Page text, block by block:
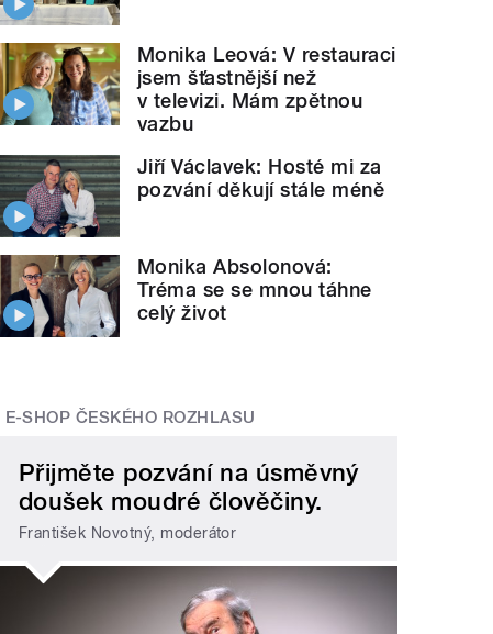
Monika Leová: V restauraci
jsem šťastnější než
v televizi. Mám zpětnou
vazbu
Jiří Václavek: Hosté mi za
pozvání děkují stále méně
Monika Absolonová:
Tréma se se mnou táhne
celý život
E-SHOP ČESKÉHO ROZHLASU
Přijměte pozvání na úsměvný
doušek moudré člověčiny.
František Novotný, moderátor